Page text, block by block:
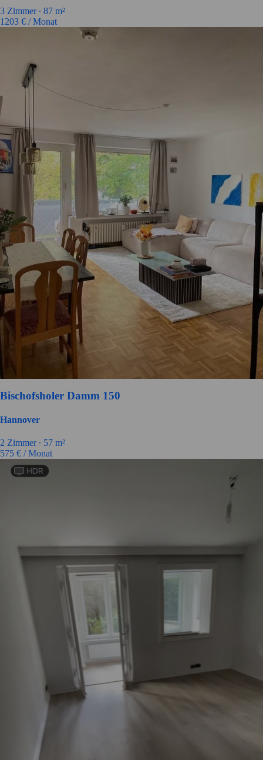
3 Zimmer ∙ 87 m²
1203 € / Monat
Bischofsholer Damm 150
Hannover
2 Zimmer ∙ 57 m²
575 € / Monat